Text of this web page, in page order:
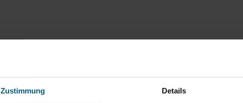
Zustimmung Details